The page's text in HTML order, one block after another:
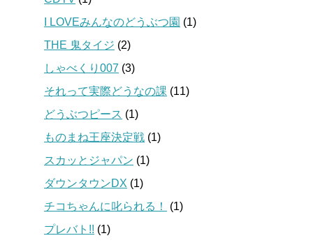
I LOVEみんなのどうぶつ園 (1)
THE 鬼タイジ (2)
しゃべくり007 (3)
それって実際どうなの課 (11)
どうぶつピース (1)
ものまね王座決定戦 (1)
スカッとジャパン (1)
ダウンタウンDX (1)
チコちゃんに叱られる！
(1)
プレバト!! (1)